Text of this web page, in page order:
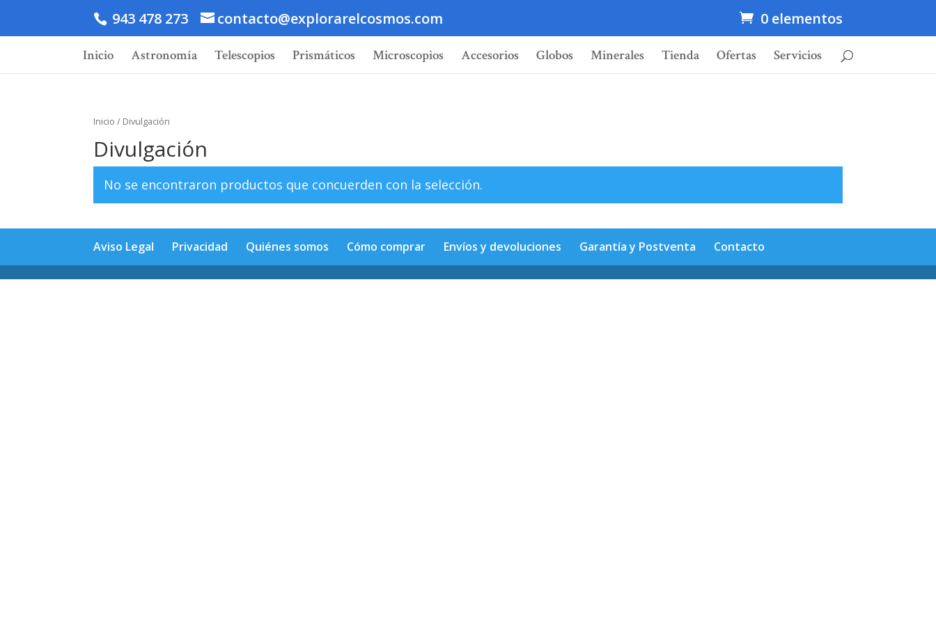
943 478 273 contacto@explorarelcosmos.com 0 elementos
Inicio Astronomía Telescopios Prismáticos Microscopios Accesorios Globos Minerales Tienda Ofertas Servicios
Inicio / Divulgación
Divulgación
No se encontraron productos que concuerden con la selección.
Aviso Legal Privacidad Quiénes somos Cómo comprar Envíos y devoluciones Garantía y Postventa Contacto